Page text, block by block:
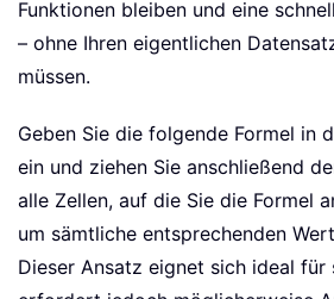
Funktionen bleiben und eine
– ohne Ihren eigentlichen
müssen.
Geben Sie die folgende Formel in
ein und ziehen Sie anschließend
alle Zellen, auf die Sie die Formel
um sämtliche entsprechenden
Dieser Ansatz eignet sich ideal für